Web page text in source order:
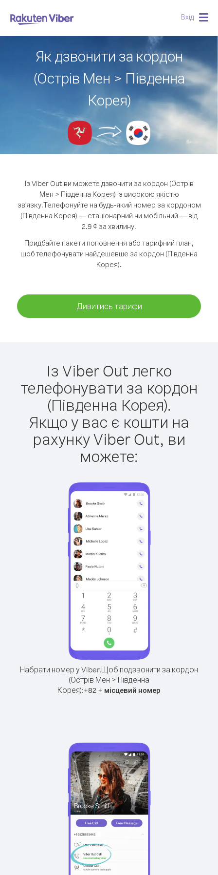
Вхід
Як дзвонити за кордон
(Острів Мен > Південна
Корея)
Із Viber Out ви можете дзвонити за кордон (Острів
Мен > Південна Корея) із високою якістю
зв'язку.Телефонуйте на будь-який номер за кордоном
(Південна Корея) — стаціонарний чи мобільний — від
2.9 ¢ за хвилину.
Придбайте пакети поповнення або тарифний план,
щоб телефонувати найдешевше за кордон (Південна
Корея).
Дивитись тарифи
Із Viber Out легко
телефонувати за кордон
(Південна Корея).
Якщо у вас є кошти на
рахунку Viber Out, ви
можете:
Набрати номер у Viber.Щоб подзвонити за кордон
(Острів Мен > Південна
Корея):+82 + місцевий номер